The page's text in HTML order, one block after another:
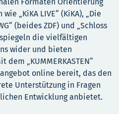
„KiKA LIVE“ (KiKA), „Die
(beides ZDF) und „Schloss
spiegeln die vielfältigen
wider und bieten
„KUMMERKASTEN“
online bereit, das den
Unterstützung in Fragen
Entwicklung anbietet.